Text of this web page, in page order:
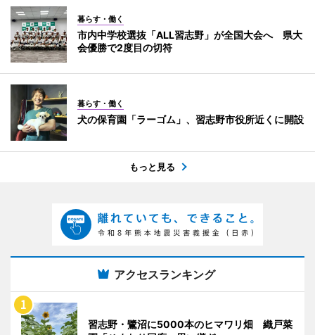
暮らす・働く
市内中学校選抜「ALL習志野」が全国大会へ 県大
会優勝で2度目の切符
暮らす・働く
犬の保育園「ラーゴム」、習志野市役所近くに開設
もっと見る
アクセスランキング
習志野・鷺沼に5000本のヒマワリ畑 織戸菜